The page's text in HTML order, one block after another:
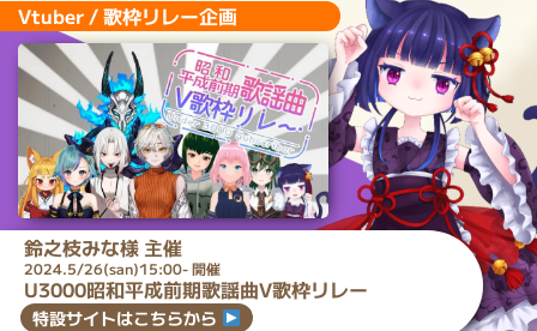
Vtuber / 歌枠リレー企画
鈴之枝みな様 主催
2024.5/26(san)15:00- 開催
U3000昭和平成前期歌謡曲V歌枠リレー
特設サイトはこちらから